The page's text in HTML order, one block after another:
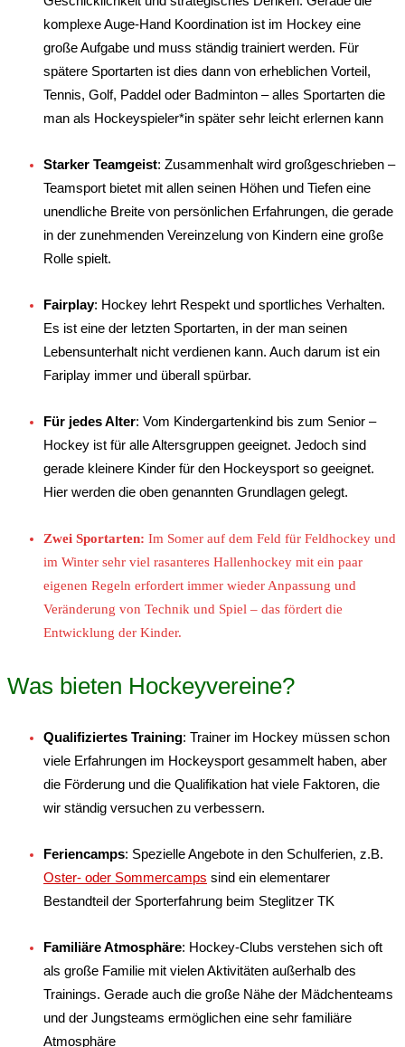
komplexe Auge-Hand Koordination ist im Hockey eine
große Aufgabe und muss ständig trainiert werden. Für
spätere Sportarten ist dies dann von erheblichen Vorteil,
Tennis, Golf, Paddel oder Badminton – alles Sportarten die
man als Hockeyspieler*in später sehr leicht erlernen kann
Starker Teamgeist: Zusammenhalt wird großgeschrieben –
Teamsport bietet mit allen seinen Höhen und Tiefen eine
unendliche Breite von persönlichen Erfahrungen, die gerade
in der zunehmenden Vereinzelung von Kindern eine große
Rolle spielt.
Fairplay: Hockey lehrt Respekt und sportliches Verhalten.
Es ist eine der letzten Sportarten, in der man seinen
Lebensunterhalt nicht verdienen kann. Auch darum ist ein
Fariplay immer und überall spürbar.
Für jedes Alter: Vom Kindergartenkind bis zum Senior –
Hockey ist für alle Altersgruppen geeignet. Jedoch sind
gerade kleinere Kinder für den Hockeysport so geeignet.
Hier werden die oben genannten Grundlagen gelegt.
Zwei Sportarten: Im Somer auf dem Feld für Feldhockey und
im Winter sehr viel rasanteres Hallenhockey mit ein paar
eigenen Regeln erfordert immer wieder Anpassung und
Veränderung von Technik und Spiel – das fördert die
Entwicklung der Kinder.
Was bieten Hockeyvereine?
Qualifiziertes Training: Trainer im Hockey müssen schon
viele Erfahrungen im Hockeysport gesammelt haben, aber
die Förderung und die Qualifikation hat viele Faktoren, die
wir ständig versuchen zu verbessern.
Feriencamps: Spezielle Angebote in den Schulferien, z.B.
Oster- oder Sommercamps sind ein elementarer
Bestandteil der Sporterfahrung beim Steglitzer TK
Familiäre Atmosphäre: Hockey-Clubs verstehen sich oft
als große Familie mit vielen Aktivitäten außerhalb des
Trainings. Gerade auch die große Nähe der Mädchenteams
und der Jungsteams ermöglichen eine sehr familiäre
Atmosphäre